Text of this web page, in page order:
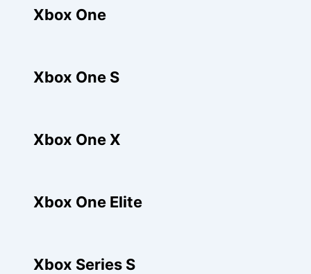
Xbox One
Xbox One S
Xbox One X
Xbox One Elite
Xbox Series S